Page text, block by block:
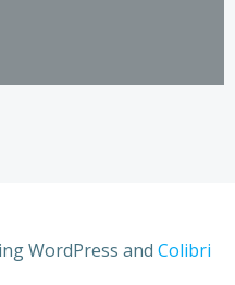
WordPress and Colibri